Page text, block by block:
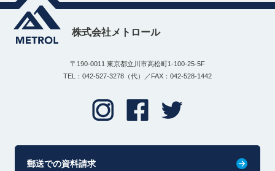
株式会社メトロール
〒190-0011 東京都立川市高松町1-100-25-5F
TEL：042-527-3278（代）／FAX：042-528-1442
郵送での資料請求